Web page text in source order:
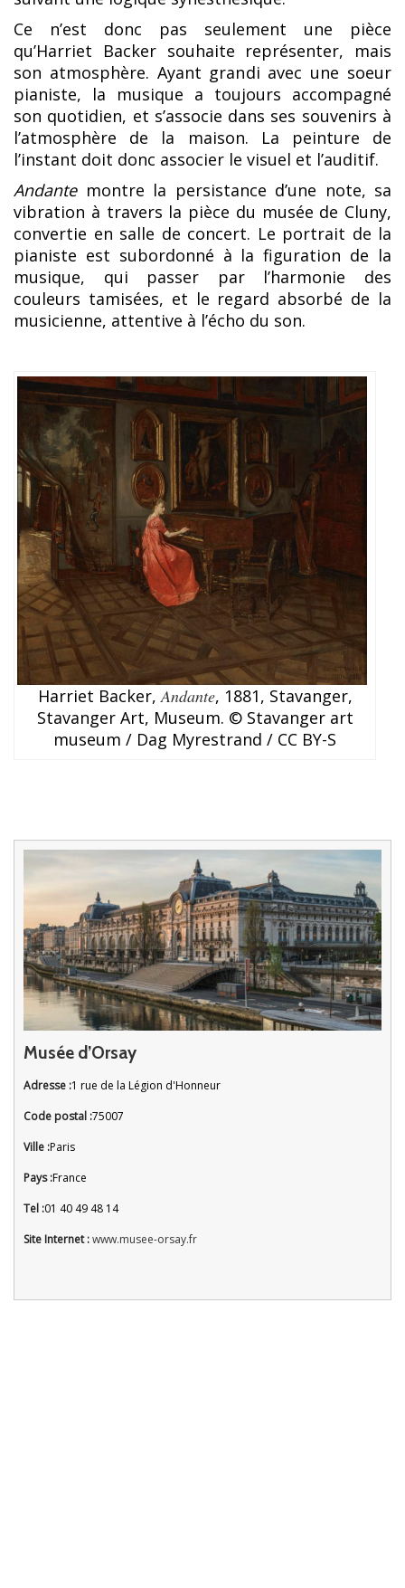
Ce n’est donc pas seulement une pièce
qu’Harriet Backer souhaite représenter, mais
son atmosphère. Ayant grandi avec une soeur
pianiste, la musique a toujours accompagné
son quotidien, et s’associe dans ses souvenirs à
l’atmosphère de la maison. La peinture de
l’instant doit donc associer le visuel et l’auditif.
Andante montre la persistance d’une note, sa
vibration à travers la pièce du musée de Cluny,
convertie en salle de concert. Le portrait de la
pianiste est subordonné à la figuration de la
musique, qui passer par l’harmonie des
couleurs tamisées, et le regard absorbé de la
musicienne, attentive à l’écho du son.
Harriet Backer, Andante, 1881, Stavanger,
Stavanger Art, Museum. © Stavanger art
museum / Dag Myrestrand / CC BY-S
Musée d’Orsay
Adresse :1 rue de la Légion d'Honneur
Code postal :75007
Ville :Paris
Pays :France
Tel :01 40 49 48 14
Site Internet :www.musee-orsay.fr